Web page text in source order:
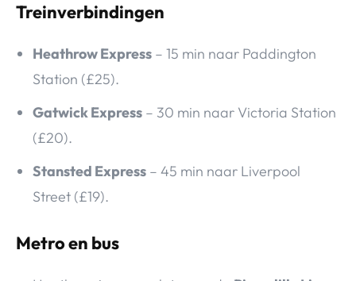
Treinverbindingen
Heathrow Express – 15 min naar Paddington
Station (£25).
Gatwick Express – 30 min naar Victoria Station
(£20).
Stansted Express – 45 min naar Liverpool
Street (£19).
Metro en bus